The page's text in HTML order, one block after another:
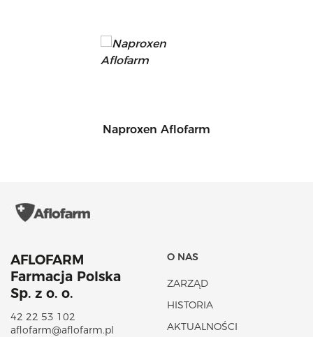
Naproxen Aflofarm
AFLOFARM
Farmacja Polska
Sp. z o. o.
42 22 53 102
aflofarm@aflofarm.pl
O NAS
ZARZĄD
HISTORIA
AKTUALNOŚCI